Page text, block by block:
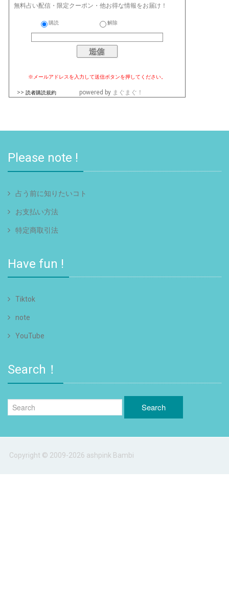
無料占い配信・限定クーポン・他お得な情報をお届け！
購読 解除
※メールアドレスを入力して送信ボタンを押してください。
>> 読者購読規約 powered by まぐまぐ！
Please note !
占う前に知りたいコト
お支払い方法
特定商取引法
Have fun !
Tiktok
note
YouTube
Search！
Copyright © 2009-2026 ashpink Bambi